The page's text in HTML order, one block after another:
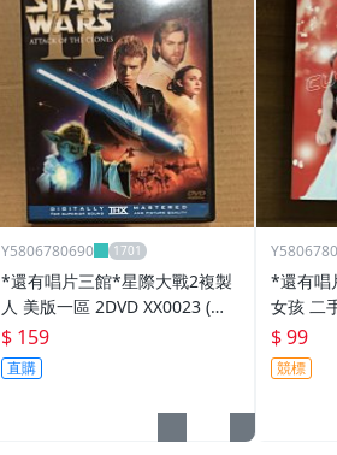
Y5806780690
*還有唱片三館*星際大戰2複製
人 美版一區 2DVD XX0023 (無
中文)
$ 159
直購
*還有唱
女孩 二
$ 99
競標